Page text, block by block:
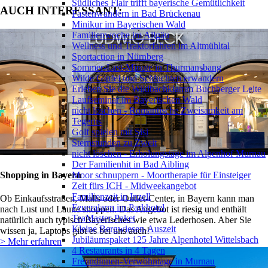
AUCH INTERESSANT:
Shopping in Bayern
Ob Einkaufsstraßen, Malls oder Outlet-Center, in Bayern kann man
nach Lust und Laune shoppen. Das Angebot ist riesig und enthält
natürlich auch typisch Bayerisches wie etwa Lederhosen. Aber Sie
wissen ja, Laptops gibt es bei uns auch!
> Mehr erfahren
Südliches Flair trifft bayerische Gemütlichkeit
Fastenwandern in Bad Brückenau
Minikur im Bayerischen Wald
Familienwoche im Allgäu
Wellness und Traktorfahren im Altmühltal
Sportaction in Nürnberg
Sommer-Last-Minute in Thurmansbang
Wilde Gipfel und Schluchten erwandern
Erleben Sie die Wildbachklamm Buchberger Leite
Laufseminar im Bayerischen Wald
nicht löschen - Romantische Zweisamkeit am
Tegerns
Golf spielen mit Sisi
Sternstunden zu Zweit
nicht löschen - Erholungstage im Alpenhof Murnau
Der Familienhit in Bad Aibling
Moor schnuppern - Moortherapie für Einsteiger
Zeit fürs ICH - Midweekangebot
Familienzeit in Inzell
Feueralarm im Parkhotel
TeaMaster-Paket
Kleine Bergwiesen-Auszeit
Jubiläumspaket 125 Jahre Alpenhotel Wittelsbach
4 Restaurants in 4 Tagen
Freundinnen-Verwöhntage in Murnau